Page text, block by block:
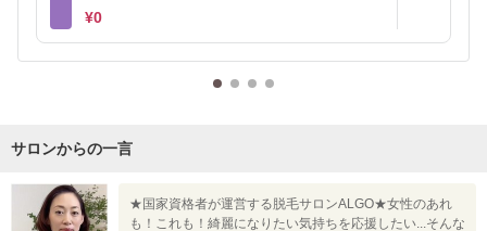
¥0
サロンからの一言
★国家資格者が運営する脱毛サロンALGO★女性のあれ
も！これも！綺麗になりたい気持ちを応援したい...そんな